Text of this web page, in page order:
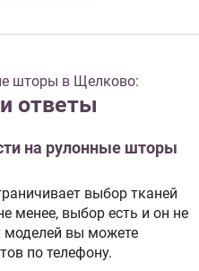
шторы в Щелково:
ответы
на рулонные шторы
выбор тканей
менее, выбор есть и он не
моделей вы можете
по телефону.